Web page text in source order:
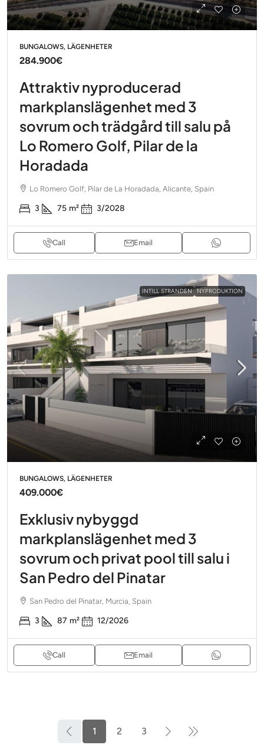
BUNGALOWS, LÄGENHETER
284.900€
Attraktiv nyproducerad
markplanslägenhet med 3
sovrum och trädgård till salu på
Lo Romero Golf, Pilar de la
Horadada
Lo Romero Golf, Pilar de La Horadada, Alicante, Spain
3 75 m² 3/2028
Call Email
INTILL STRANDEN NYPRODUKTION
BUNGALOWS, LÄGENHETER
409.000€
Exklusiv nybyggd
markplanslägenhet med 3
sovrum och privat pool till salu i
San Pedro del Pinatar
San Pedro del Pinatar, Murcia, Spain
3 87 m² 12/2026
Call Email
1 2 3